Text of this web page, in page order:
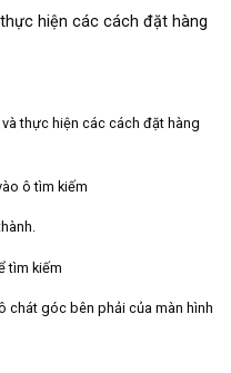
hiện các cách đặt hàng
thực hiện các cách đặt hàng
ô tìm kiếm
tìm kiếm
chát góc bên phải của màn hình